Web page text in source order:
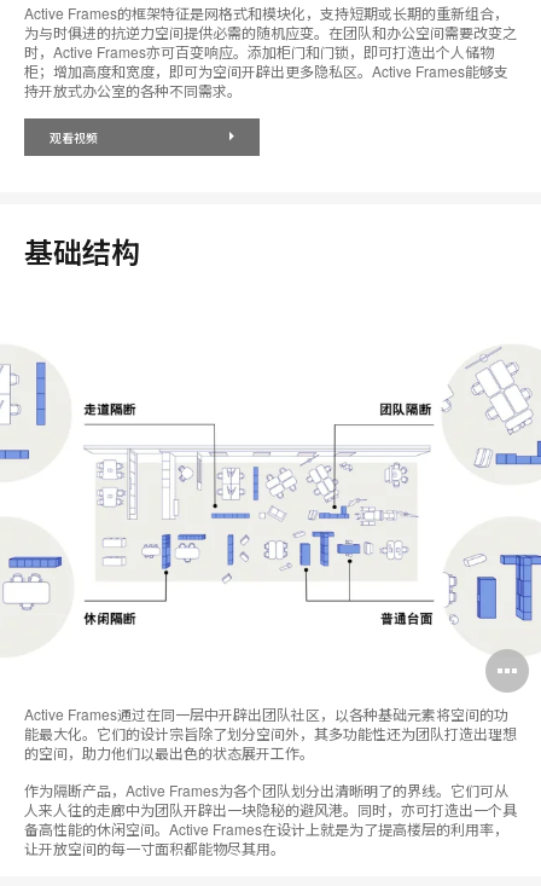
Active Frames的框架特征是网格式和模块化，支持短期或长期的重新组合，
为与时俱进的抗逆力空间提供必需的随机应变。在团队和办公空间需要改变之
时，Active Frames亦可百变响应。添加柜门和门锁，即可打造出个人储物
柜；增加高度和宽度，即可为空间开辟出更多隐私区。Active Frames能够支
持开放式办公室的各种不同需求。
观看视频
基础结构
Active Frames通过在同一层中开辟出团队社区，以各种基础元素将空间的功
能最大化。它们的设计宗旨除了划分空间外，其多功能性还为团队打造出理想
的空间，助力他们以最出色的状态展开工作。
作为隔断产品，Active Frames为各个团队划分出清晰明了的界线。它们可从
人来人往的走廊中为团队开辟出一块隐秘的避风港。同时，亦可打造出一个具
备高性能的休闲空间。Active Frames在设计上就是为了提高楼层的利用率，
让开放空间的每一寸面积都能物尽其用。